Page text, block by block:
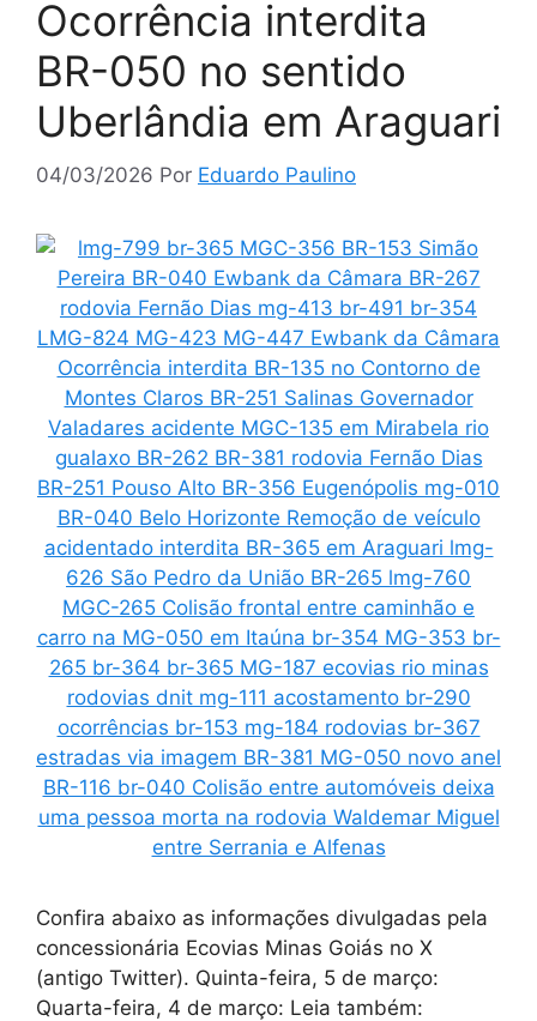
Ocorrência interdita
BR-050 no sentido
Uberlândia em Araguari
04/03/2026 Por Eduardo Paulino
Confira abaixo as informações divulgadas pela
concessionária Ecovias Minas Goiás no X
(antigo Twitter). Quinta-feira, 5 de março:
Quarta-feira, 4 de março: Leia também: